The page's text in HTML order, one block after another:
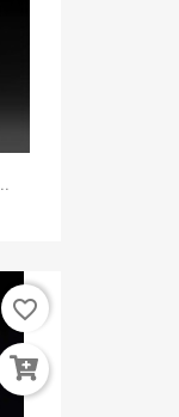
favorite_border